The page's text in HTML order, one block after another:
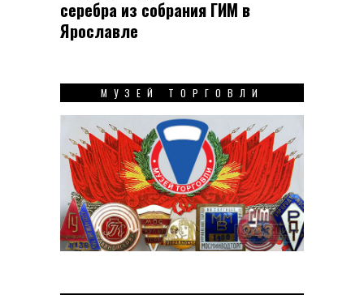
серебра из собрания ГИМ в
Ярославле
МУЗЕЙ ТОРГОВЛИ